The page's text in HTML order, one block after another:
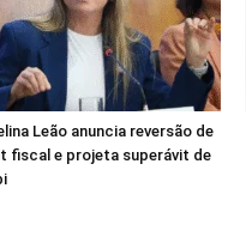
Leão anuncia reversão de
fiscal e projeta superávit de